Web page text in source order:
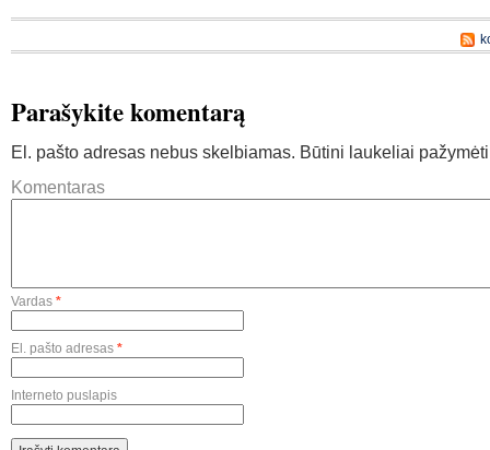
Parašykite komentarą
El. pašto adresas nebus skelbiamas. Būtini laukeliai
Komentaras
Vardas *
El. pašto adresas *
Interneto puslapis